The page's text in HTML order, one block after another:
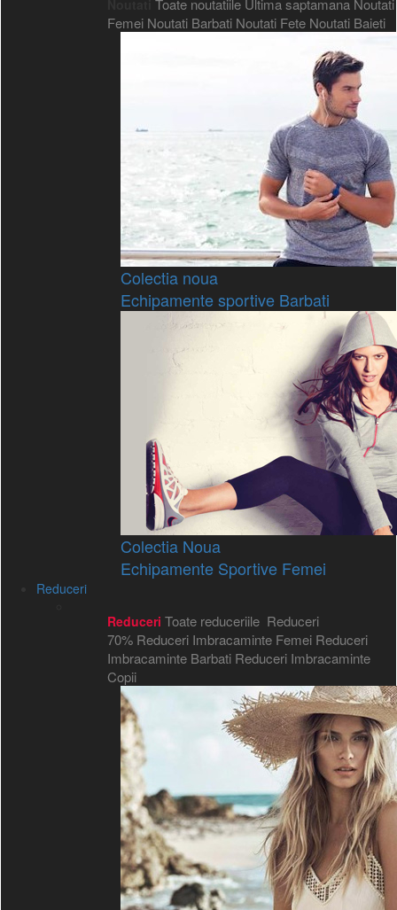
Toate noutatiile Ultima saptamana Noutati
Femei Noutati Barbati Noutati Fete Noutati Baieti
Colectia noua
Echipamente sportive Barbati
Colectia Noua
Echipamente Sportive Femei
Reduceri
Reduceri Toate reduceriile Reduceri
70% Reduceri Imbracaminte Femei Reduceri
Imbracaminte Barbati Reduceri Imbracaminte
Copii